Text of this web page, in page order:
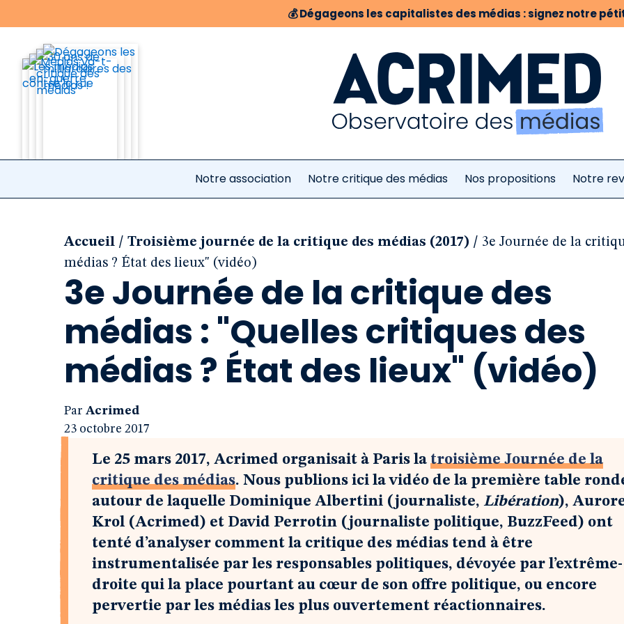
💰Dégageons les capitalistes des médias : signez notre
Notre association Notre critique des médias Nos propositions Notre
Accueil / Troisième journée de la critique des médias (2017) / 3e Journée de la
médias ? État des lieux" (vidéo)
3e Journée de la critique des
médias : "Quelles critiques des
médias ? État des lieux" (vidéo)
Par Acrimed
23 octobre 2017
Le 25 mars 2017, Acrimed organisait à Paris la troisième Journée de la
critique des médias. Nous publions ici la vidéo de la première table
autour de laquelle Dominique Albertini (journaliste, Libération),
Krol (Acrimed) et David Perrotin (journaliste politique, BuzzFeed) ont
tenté d’analyser comment la critique des médias tend à être
instrumentalisée par les responsables politiques, dévoyée par l’extrême-
droite qui la place pourtant au cœur de son offre politique, ou encore
pervertie par les médias les plus ouvertement réactionnaires.